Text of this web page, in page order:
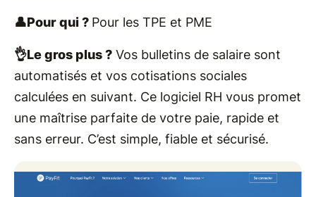
👤Pour qui ? Pour les TPE et PME
👌Le gros plus ? Vos bulletins de salaire sont
automatisés et vos cotisations sociales
calculées en suivant. Ce logiciel RH vous promet
une maîtrise parfaite de votre paie, rapide et
sans erreur. C’est simple, fiable et sécurisé.